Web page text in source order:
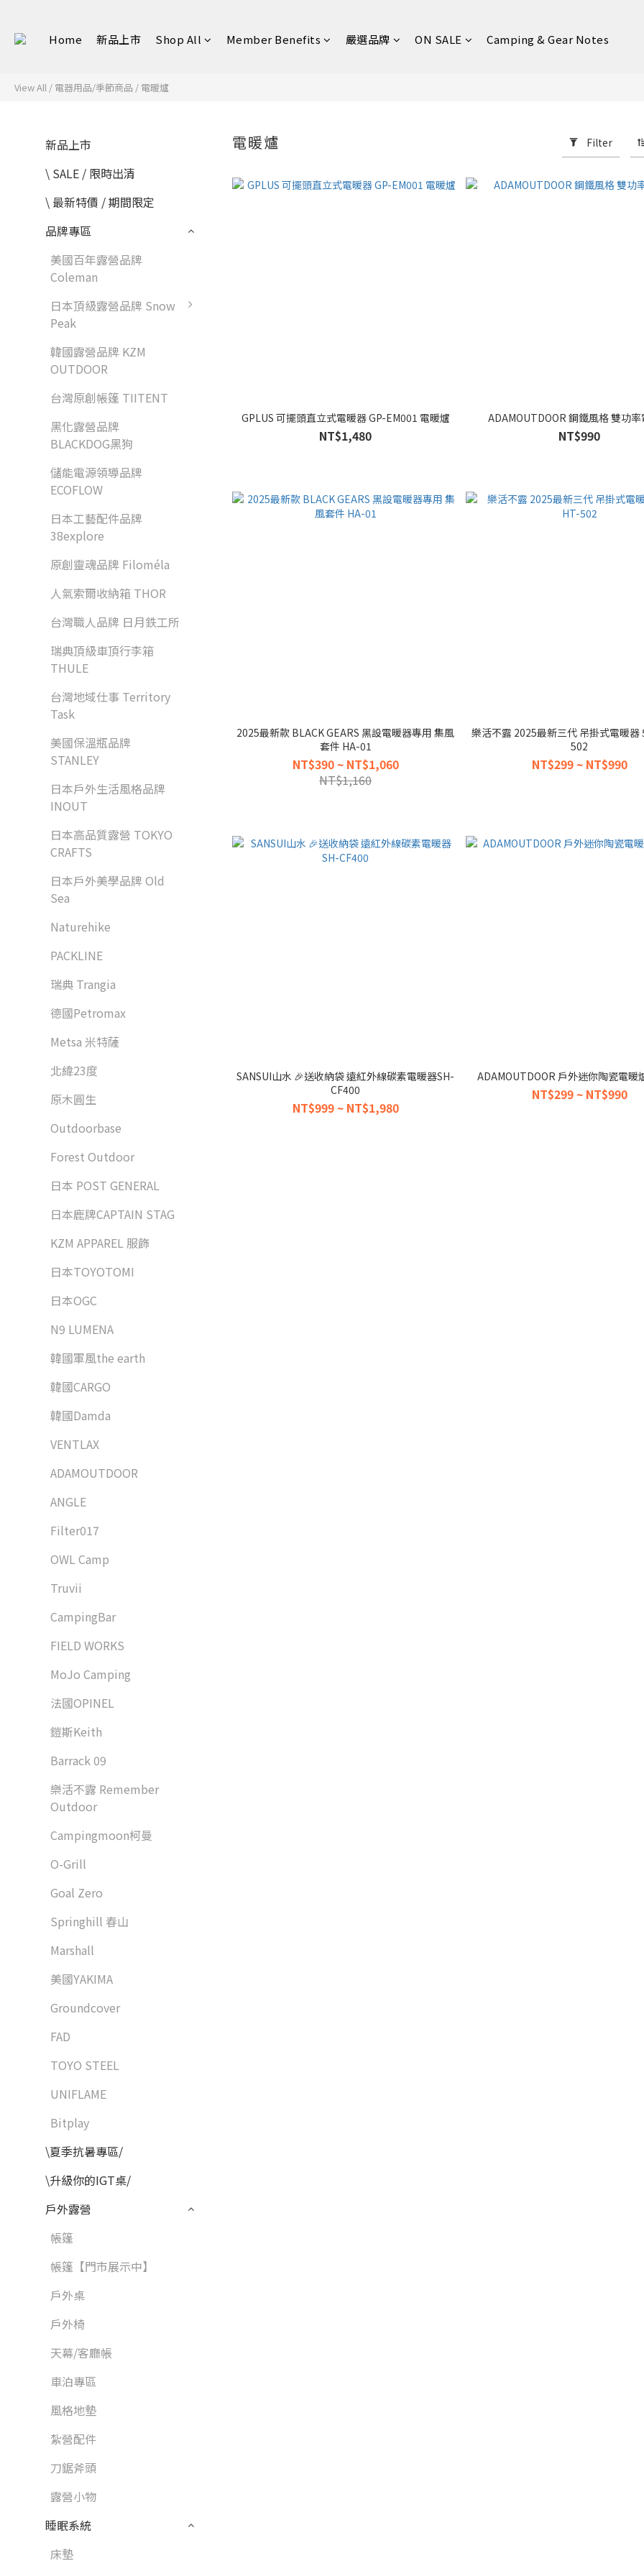
Home 新品上市 Shop All Member Benefits 嚴選品牌 ON SALE Camping & Gear Notes
View All / 電器用品/季節商品 / 電暖爐
新品上市
\ SALE / 限時出清
\ 最新特價 / 期間限定
品牌專區
美國百年露營品牌
Coleman
日本頂級露營品牌 Snow
Peak
韓國露營品牌 KZM
OUTDOOR
台灣原創帳篷 TIITENT
黑化露營品牌
BLACKDOG黑狗
儲能電源領導品牌
ECOFLOW
日本工藝配件品牌
38explore
原創靈魂品牌 Filoméla
人氣索爾收納箱 THOR
台灣職人品牌 日月鉄工所
瑞典頂級車頂行李箱
THULE
台灣地域仕事 Territory
Task
美國保溫瓶品牌
STANLEY
日本戶外生活風格品牌
INOUT
日本高品質露營 TOKYO
CRAFTS
日本戶外美學品牌 Old
Sea
Naturehike
PACKLINE
瑞典 Trangia
德國Petromax
Metsa 米特薩
北緯23度
原木圓生
Outdoorbase
Forest Outdoor
日本 POST GENERAL
日本鹿牌CAPTAIN STAG
KZM APPAREL 服飾
日本TOYOTOMI
日本OGC
N9 LUMENA
韓國軍風the earth
韓國CARGO
韓國Damda
VENTLAX
ADAMOUTDOOR
ANGLE
Filter017
OWL Camp
Truvii
CampingBar
FIELD WORKS
MoJo Camping
法國OPINEL
鎧斯Keith
Barrack 09
樂活不露 Remember
Outdoor
Campingmoon柯曼
O-Grill
Goal Zero
Springhill 春山
Marshall
美國YAKIMA
Groundcover
FAD
TOYO STEEL
UNIFLAME
Bitplay
\夏季抗暑專區/
\升級你的IGT桌/
戶外露營
帳篷
帳篷【門市展示中】
戶外桌
戶外椅
天幕/客廳帳
車泊專區
風格地墊
紮營配件
刀鋸斧頭
露營小物
睡眠系統
床墊
電暖爐 Filter
GPLUS 可擺頭直立式電暖器 GP-EM001 電暖爐
NT$1,480
ADAMOUTDOOR 鋼鐵風格 雙功
NT$990
2025最新款 BLACK GEARS 黑設電暖器專用 集風
套件 HA-01
NT$390 ~ NT$1,060
NT$1,160
樂活不露 2025最新三代 吊掛式電暖器
502
NT$299 ~ NT$990
SANSUI山水 🎉送收納袋 遠紅外線碳素電暖器SH-
CF400
NT$999 ~ NT$1,980
ADAMOUTDOOR 戶外迷你陶瓷電暖
NT$299 ~ NT$990